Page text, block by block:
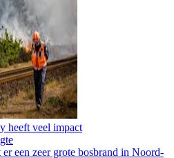
heeft veel impact
een zeer grote bosbrand in Noord-